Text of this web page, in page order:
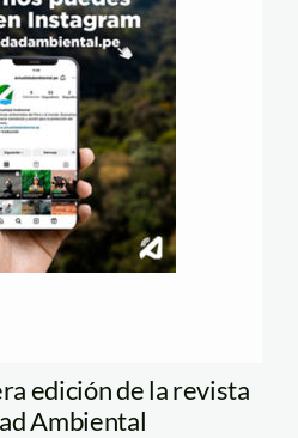
edición de la revista
Ambiental